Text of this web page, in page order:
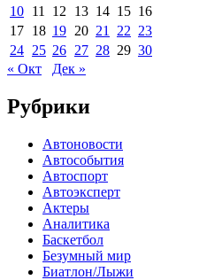
10 11 12 13 14 15 16
17 18 19 20 21 22 23
24 25 26 27 28 29 30
« Окт
Дек »
Рубрики
Автоновости
Автособытия
Автоспорт
Автоэксперт
Актеры
Аналитика
Баскетбол
Безумный мир
Биатлон/Лыжи